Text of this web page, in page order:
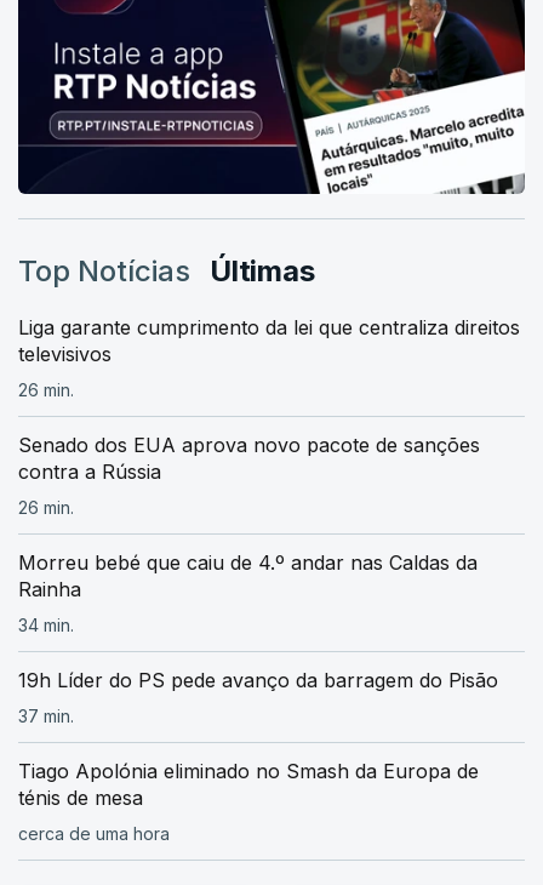
Top Notícias Últimas
Liga garante cumprimento da lei que centraliza direitos
televisivos
26 min.
Senado dos EUA aprova novo pacote de sanções
contra a Rússia
26 min.
Morreu bebé que caiu de 4.º andar nas Caldas da
Rainha
34 min.
19h Líder do PS pede avanço da barragem do Pisão
37 min.
Tiago Apolónia eliminado no Smash da Europa de
ténis de mesa
cerca de uma hora